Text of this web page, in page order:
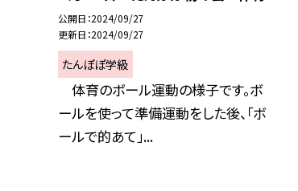
公開日 2024/09/27
更新日 2024/09/27
たんぽぽ学級
体育のボール運動の様子です。ボ
ールを使って準備運動をした後、「ボ
ールで的あて」...